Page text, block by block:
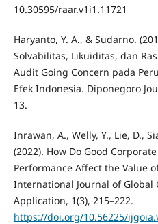
10.30595/raar.v1i1.11721
Haryanto, Y. A., & Sudarno.
Solvabilitas, Likuiditas, dan
Audit Going Concern pada
Efek Indonesia. Diponegoro
13.
Inrawan, A., Welly, Y., Lie, D.,
(2022). How Do Good
Performance Affect the Value
International Journal of
Application, 1(3), 215–222.
https://doi.org/10.56225/